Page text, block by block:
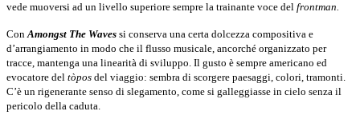
vede muoversi ad un livello superiore sempre la trainante voce del frontman.
ConAmongst The Waves si conserva una certa dolcezza compositiva e
d’arrangiamento in modo che il flusso musicale, ancorché organizzato per
tracce, mantenga una linearità di sviluppo. Il gusto è sempre americano ed
evocatore del tòpos del viaggio: sembra di scorgere paesaggi, colori, tramonti.
C’è un rigenerante senso di slegamento, come si galleggiasse in cielo senza il
pericolo della caduta.